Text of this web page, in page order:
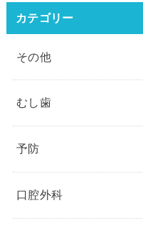
カテゴリー
その他
むし歯
予防
口腔外科